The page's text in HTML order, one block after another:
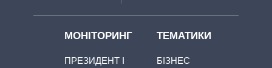
МОНІТОРИНГ
ПРЕЗИДЕНТ І
ТЕМАТИКИ
БІЗНЕС